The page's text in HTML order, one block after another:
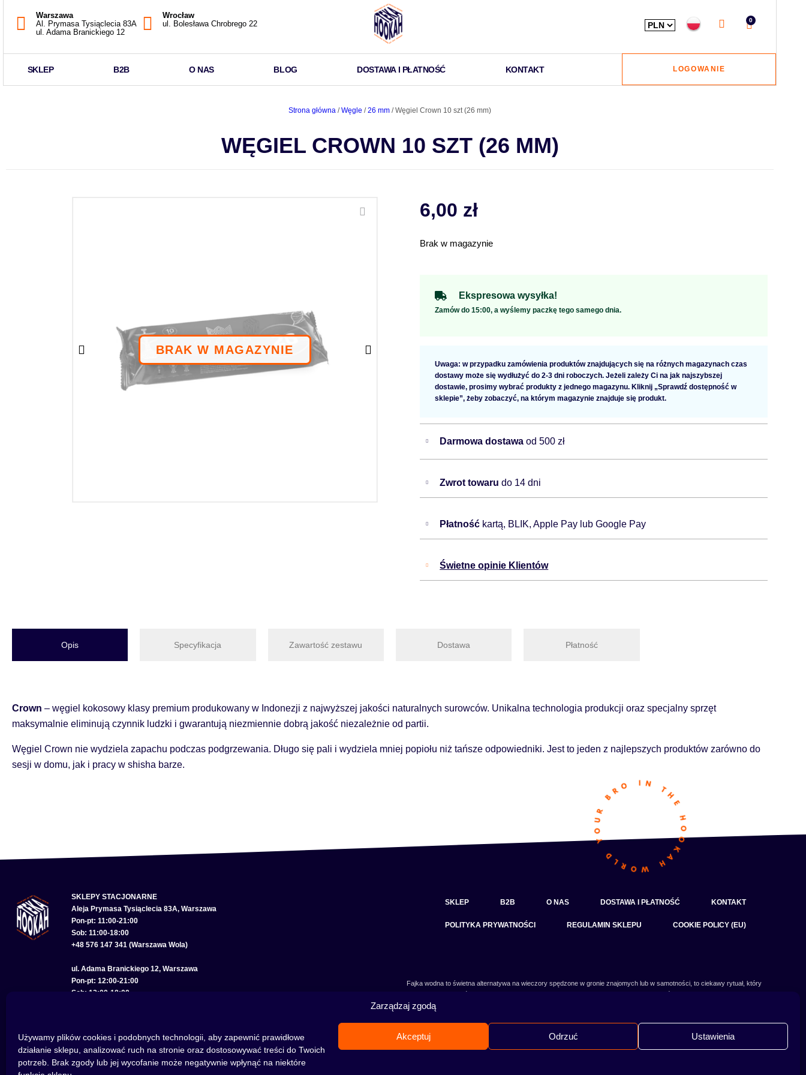
Zarządzaj zgodą
Używamy plików cookies i podobnych technologii, aby zapewnić prawidłowe
działanie sklepu, analizować ruch na stronie oraz dostosowywać treści do Twoich
potrzeb. Brak zgody lub jej wycofanie może negatywnie wpłynąć na niektóre
Akceptuj Odrzuć Ustawienia
Warszawa
Al. Prymasa Tysiąclecia 83A
ul. Adama Branickiego 12
Wrocław
ul. Bolesława Chrobrego 22
0
SKLEP B2B O NAS BLOG DOSTAWA I PŁATNOŚĆ KONTAKT LOGOWANIE
Strona główna /Węgle /26 mm / Węgiel Crown 10 szt (26 mm)
WĘGIEL CROWN 10 SZT (26 MM)
6,00 zł
Brak w magazynie
Ekspresowa wysyłka!
Zamów do 15:00, a wyślemy paczkę tego samego dnia.
Uwaga: w przypadku zamówienia produktów znajdujących się na różnych magazynach czas
dostawy może się wydłużyć do 2-3 dni roboczych. Jeżeli zależy Ci na jak najszybszej
dostawie, prosimy wybrać produkty z jednego magazynu. Kliknij „Sprawdź dostępność w
sklepie”, żeby zobaczyć, na którym magazynie znajduje się produkt.
Darmowa dostawaod 500 zł
Zwrot towarudo 14 dni
Płatność kartą, BLIK, Apple Pay lub Google Pay
Świetne opinie Klientów
Opis Specyfikacja Zawartość zestawu Dostawa Płatność
Crown – węgiel kokosowy klasy premium produkowany w Indonezji z najwyższej jakości naturalnych surowców. Unikalna technologia produkcji oraz specjalny sprzęt
maksymalnie eliminują czynnik ludzki i gwarantują niezmiennie dobrą jakość niezależnie od partii.
Węgiel Crown nie wydziela zapachu podczas podgrzewania. Długo się pali i wydziela mniej popiołu niż tańsze odpowiedniki. Jest to jeden z najlepszych produktów zarówno do
sesji w domu, jak i pracy w shisha barze.
SKLEPY STACJONARNE
Aleja Prymasa Tysiąclecia 83A, Warszawa
Pon-pt: 11:00-21:00
Sob: 11:00-18:00
+48 576 147 341 (Warszawa Wola)
ul. Adama Branickiego 12, Warszawa
Pon-pt: 12:00-21:00
Sob: 12:00-18:00
Pon-pt: 11:00-21:00
Sob: 11:00-18:00
+48 793 614 256 (Wrocław)
SKLEP B2B O NAS DOSTAWA I PŁATNOŚĆ KONTAKT
POLITYKA PRYWATNOŚCI REGULAMIN SKLEPU COOKIE POLICY (EU)
Fajka wodna to świetna alternatywa na wieczory spędzone w gronie znajomych lub w samotności, to ciekawy rytuał, który
jeszcze nie, to miejsce jest idealne dla Ciebie! Odwiedź nasz